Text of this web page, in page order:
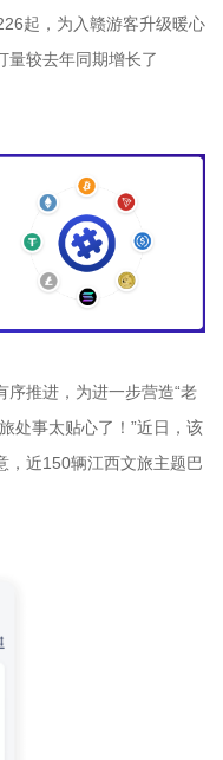
起，为入赣游客升级暖心
量较去年同期增长了
序推进，为进一步营造“老
处事太贴心了！”近日，该
，近150辆江西文旅主题巴